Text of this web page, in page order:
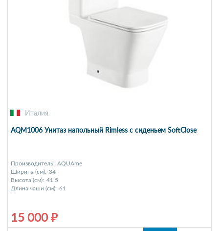
Италия
AQM1006 Унитаз напольный Rimless с сиденьем SoftClose
Производитель: AQUAme
Ширина (см): 34
Высота (см): 41.5
Длина чаши (см): 61
15 000 ₽